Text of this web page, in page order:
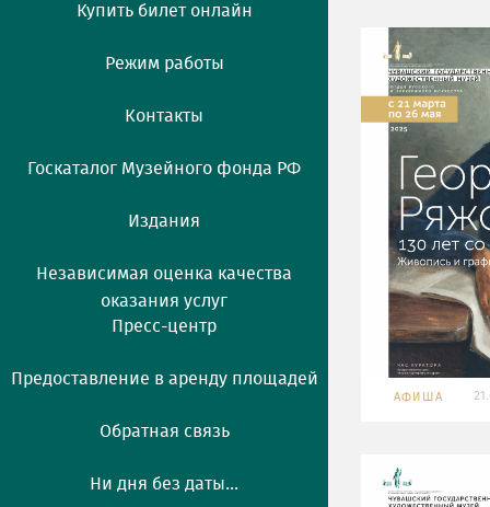
Купить билет онлайн
Режим работы
Контакты
Госкаталог Музейного фонда РФ
Издания
Независимая оценка качества
оказания услуг
Пресс-центр
Предоставление в аренду площадей
Обратная связь
Ни дня без даты...
АФИША